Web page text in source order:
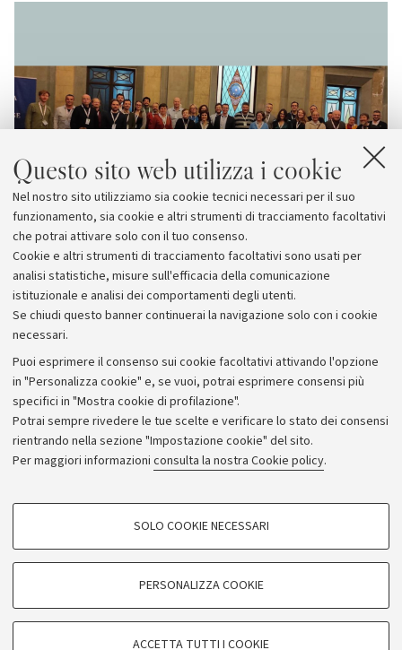
Questo sito web utilizza i cookie
Nel nostro sito utilizziamo sia cookie tecnici necessari per il suo
funzionamento, sia cookie e altri strumenti di tracciamento facoltativi
che potrai attivare solo con il tuo consenso.
Cookie e altri strumenti di tracciamento facoltativi sono usati per
analisi statistiche, misure sull'efficacia della comunicazione
istituzionale e analisi dei comportamenti degli utenti.
Se chiudi questo banner continuerai la navigazione solo con i cookie
necessari.
Puoi esprimere il consenso sui cookie facoltativi attivando l'opzione
in "Personalizza cookie" e, se vuoi, potrai esprimere consensi più
specifici in "Mostra cookie di profilazione".
Potrai sempre rivedere le tue scelte e verificare lo stato dei consensi
rientrando nella sezione "Impostazione cookie" del sito.
Per maggiori informazioni consulta la nostra Cookie policy.
COOKIE DI PROFILAZIONE - FACOLTATIVI
COOKIE TECNICI - NECESSARI
SOLO COOKIE NECESSARI
PERSONALIZZA COOKIE
ACCETTA TUTTI I COOKIE
Archivio
Comunicati stampa
Redazione
Rassegna stampa
© Copyright 2026 - ALMA MATER STUDIORUM - Università di
Bologna - Via Zamboni, 33 - 40126 Bologna - PI: 01131710376 -
CF: 80007010376